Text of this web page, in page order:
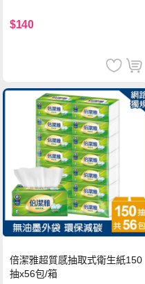
$140
倍潔雅超質感抽取式衛生紙150
抽x56包/箱